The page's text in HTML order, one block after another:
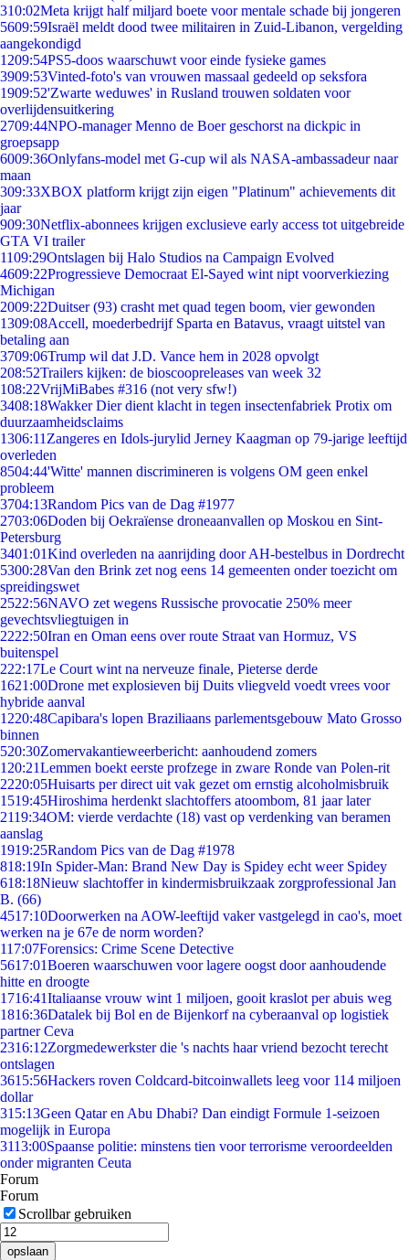
310:02Meta krijgt half miljard boete voor mentale schade bij jongeren
5609:59Israël meldt dood twee militairen in Zuid-Libanon, vergelding
aangekondigd
1209:54PS5-doos waarschuwt voor einde fysieke games
3909:53Vinted-foto's van vrouwen massaal gedeeld op seksfora
1909:52'Zwarte weduwes' in Rusland trouwen soldaten voor
overlijdensuitkering
2709:44NPO-manager Menno de Boer geschorst na dickpic in
groepsapp
6009:36Onlyfans-model met G-cup wil als NASA-ambassadeur naar
maan
309:33XBOX platform krijgt zijn eigen "Platinum" achievements dit
jaar
909:30Netflix-abonnees krijgen exclusieve early access tot uitgebreide
GTA VI trailer
1109:29Ontslagen bij Halo Studios na Campaign Evolved
4609:22Progressieve Democraat El-Sayed wint nipt voorverkiezing
Michigan
2009:22Duitser (93) crasht met quad tegen boom, vier gewonden
1309:08Accell, moederbedrijf Sparta en Batavus, vraagt uitstel van
betaling aan
3709:06Trump wil dat J.D. Vance hem in 2028 opvolgt
208:52Trailers kijken: de bioscoopreleases van week 32
108:22VrijMiBabes #316 (not very sfw!)
3408:18Wakker Dier dient klacht in tegen insectenfabriek Protix om
duurzaamheidsclaims
1306:11 Zangeres en Idols-jurylid Jerney Kaagman op 79-jarige leeftijd
overleden
8504:44'Witte' mannen discrimineren is volgens OM geen enkel
probleem
3704:13Random Pics van de Dag #1977
2703:06Doden bij Oekraïense droneaanvallen op Moskou en Sint-
Petersburg
3401:01Kind overleden na aanrijding door AH-bestelbus in Dordrecht
5300:28Van den Brink zet nog eens 14 gemeenten onder toezicht om
spreidingswet
2522:56NAVO zet wegens Russische provocatie 250% meer
gevechtsvliegtuigen in
2222:50Iran en Oman eens over route Straat van Hormuz, VS
buitenspel
222:17Le Court wint na nerveuze finale, Pieterse derde
1621:00Drone met explosieven bij Duits vliegveld voedt vrees voor
hybride aanval
1220:48Capibara's lopen Braziliaans parlementsgebouw Mato Grosso
binnen
520:30Zomervakantieweerbericht: aanhoudend zomers
1 20:21Lemmen boekt eerste profzege in zware Ronde van Polen-rit
2220:05Huisarts per direct uit vak gezet om ernstig alcoholmisbruik
1519:45Hiroshima herdenkt slachtoffers atoombom, 81 jaar later
2119:34OM: vierde verdachte (18) vast op verdenking van beramen
aanslag
1919:25Random Pics van de Dag #1978
818:19In Spider-Man: Brand New Day is Spidey echt weer Spidey
618:18Nieuw slachtoffer in kindermisbruikzaak zorgprofessional Jan
B. (66)
4517:10Doorwerken na AOW-leeftijd vaker vastgelegd in cao's, moet
werken na je 67e de norm worden?
117:07Forensics: Crime Scene Detective
5617:01Boeren waarschuwen voor lagere oogst door aanhoudende
hitte en droogte
1716:41Italiaanse vrouw wint 1 miljoen, gooit kraslot per abuis weg
1816:36Datalek bij Bol en de Bijenkorf na cyberaanval op logistiek
partner Ceva
2316:12Zorgmedewerkster die 's nachts haar vriend bezocht terecht
ontslagen
3615:56Hackers roven Coldcard-bitcoinwallets leeg voor 114 miljoen
dollar
315:13Geen Qatar en Abu Dhabi? Dan eindigt Formule 1-seizoen
mogelijk in Europa
3113:00Spaanse politie: minstens tien voor terrorisme veroordeelden
onder migranten Ceuta
Forum
Forum
Scrollbar gebruiken
opslaan